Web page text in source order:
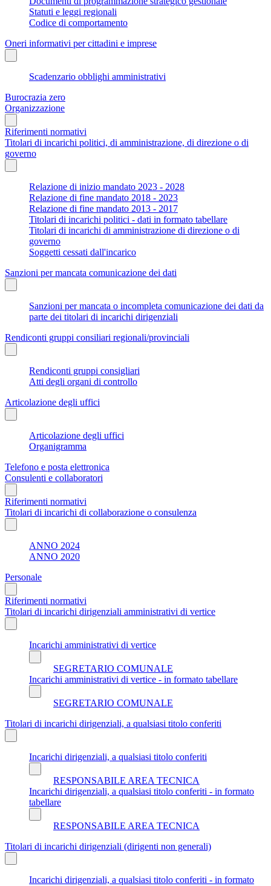
Statuti e leggi regionali
Codice di comportamento
Oneri informativi per cittadini e imprese
Scadenzario obblighi amministrativi
Burocrazia zero
Organizzazione
Riferimenti normativi
Titolari di incarichi politici, di amministrazione, di direzione o di
governo
Relazione di inizio mandato 2023 - 2028
Relazione di fine mandato 2018 - 2023
Relazione di fine mandato 2013 - 2017
Titolari di incarichi politici - dati in formato tabellare
Titolari di incarichi di amministrazione di direzione o di
governo
Soggetti cessati dall'incarico
Sanzioni per mancata comunicazione dei dati
Sanzioni per mancata o incompleta comunicazione dei dati da
parte dei titolari di incarichi dirigenziali
Rendiconti gruppi consiliari regionali/provinciali
Rendiconti gruppi consigliari
Atti degli organi di controllo
Articolazione degli uffici
Articolazione degli uffici
Organigramma
Telefono e posta elettronica
Consulenti e collaboratori
Riferimenti normativi
Titolari di incarichi di collaborazione o consulenza
ANNO 2024
ANNO 2020
Personale
Riferimenti normativi
Titolari di incarichi dirigenziali amministrativi di vertice
Incarichi amministrativi di vertice
SEGRETARIO COMUNALE
Incarichi amministrativi di vertice - in formato tabellare
SEGRETARIO COMUNALE
Titolari di incarichi dirigenziali, a qualsiasi titolo conferiti
Incarichi dirigenziali, a qualsiasi titolo conferiti
RESPONSABILE AREA TECNICA
Incarichi dirigenziali, a qualsiasi titolo conferiti - in formato
tabellare
RESPONSABILE AREA TECNICA
Titolari di incarichi dirigenziali (dirigenti non generali)
Incarichi dirigenziali, a qualsiasi titolo conferiti - in formato